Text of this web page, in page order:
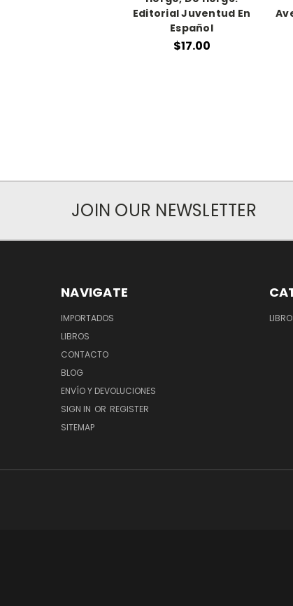
Editorial Juventud En
Español
$17.00
JOIN OUR NEWSLETTER
NAVIGATE
IMPORTADOS
LIBROS
CONTACTO
BLOG
ENVÍO Y DEVOLUCIONES
SIGN IN OR REGISTER
SITEMAP